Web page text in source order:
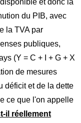
et donc la
du PIB, avec
la TVA par
publiques,
(Y = C + I + G + X
de mesures
déficit et de la dette
ce que l'on appelle
il réellement